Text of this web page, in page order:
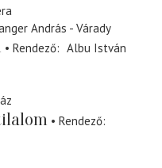
András - Várady
Rendező
Albu István
Rendező